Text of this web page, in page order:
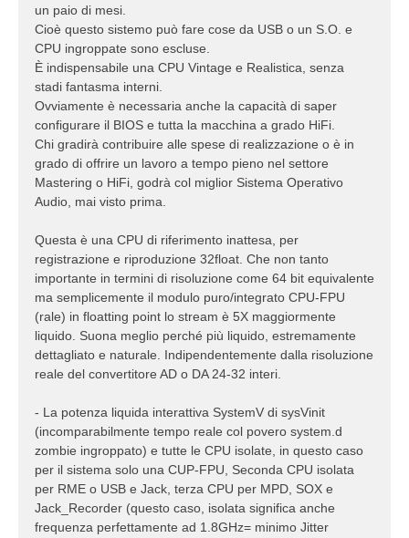
un paio di mesi.
Cioè questo sistemo può fare cose da USB o un S.O. e
CPU ingroppate sono escluse.
È indispensabile una CPU Vintage e Realistica, senza
stadi fantasma interni.
Ovviamente è necessaria anche la capacità di saper
configurare il BIOS e tutta la macchina a grado HiFi.
Chi gradirà contribuire alle spese di realizzazione o è in
grado di offrire un lavoro a tempo pieno nel settore
Mastering o HiFi, godrà col miglior Sistema Operativo
Audio, mai visto prima.
Questa è una CPU di riferimento inattesa, per
registrazione e riproduzione 32float. Che non tanto
importante in termini di risoluzione come 64 bit equivalente
ma semplicemente il modulo puro/integrato CPU-FPU
(rale) in floatting point lo stream è 5X maggiormente
liquido. Suona meglio perché più liquido, estremamente
dettagliato e naturale. Indipendentemente dalla risoluzione
reale del convertitore AD o DA 24-32 interi.
- La potenza liquida interattiva SystemV di sysVinit
(incomparabilmente tempo reale col povero system.d
zombie ingroppato) e tutte le CPU isolate, in questo caso
per il sistema solo una CUP-FPU, Seconda CPU isolata
per RME o USB e Jack, terza CPU per MPD, SOX e
Jack_Recorder (questo caso, isolata significa anche
frequenza perfettamente ad 1.8GHz= minimo Jitter